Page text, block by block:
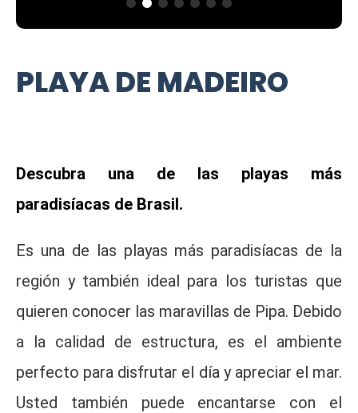
PLAYA DE MADEIRO
Descubra una de las playas más
paradisíacas de Brasil.
Es una de las playas más paradisíacas de la
región y también ideal para los turistas que
quieren conocer las maravillas de Pipa. Debido
a la calidad de estructura, es el ambiente
perfecto para disfrutar el día y apreciar el mar.
Usted también puede encantarse con el